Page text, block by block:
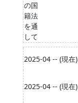
の国
籍法
を通
して
2025-04 -- (現在)
2025-04 -- (現在)